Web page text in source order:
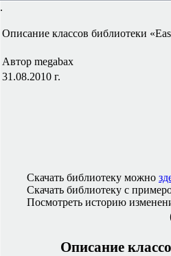
.
Описание классов библиотеки
Автор megabax
31.08.2010 г.
Скачать библиотеку можно
Скачать библиотеку с
Посмотреть историю
Описание